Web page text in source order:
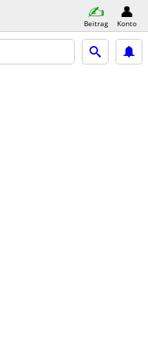
Beitrag Konto